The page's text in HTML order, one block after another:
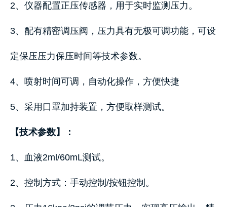
2、仪器配置正压传感器，用于实时监测压力。
3、配有精密调压阀，压力具有无极可调功能，可设
定保压压力保压时间等技术参数。
4、喷射时间可调，自动化操作，方便快捷
5、采用口罩加持装置，方便取样测试。
【技术参数】：
1、血液2ml/60mL测试。
2、控制方式：手动控制/按钮控制。